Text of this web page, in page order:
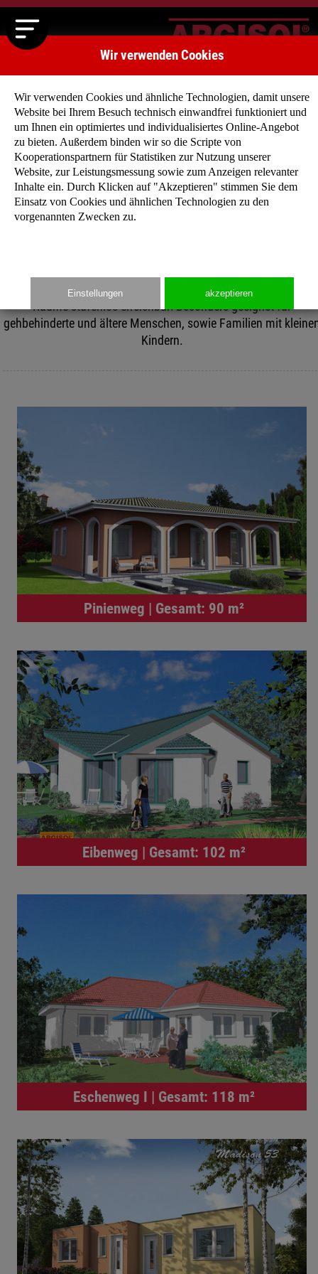
BUNGALOWS
Sie wollen die Natur mit dem Wohnen verbinden?
Wollen keine Treppen steigen? Und eine individuelle
Grundrissplanung mit offenem Raumkonzept?
Einfamilienhäuser mit verschiedenen Dachformen und alle
Räume stufenlos erreichbar! Besonders geeignet für
gehbehinderte und ältere Menschen, sowie Familien mit
Kindern.
Pinienweg | Gesamt: 90 m²
Eibenweg | Gesamt: 102 m²
Eschenweg I | Gesamt: 118 m²
Wir verwenden Cookies
Wir verwenden Cookies und ähnliche Technologien, damit unsere
Website bei Ihrem Besuch technisch einwandfrei funktioniert und
um Ihnen ein optimiertes und individualisiertes Online-Angebot
zu bieten. Außerdem binden wir so die Scripte von
Kooperationspartnern für Statistiken zur Nutzung unserer
Website, zur Leistungsmessung sowie zum Anzeigen relevanter
Inhalte ein. Durch Klicken auf "Akzeptieren" stimmen Sie dem
Einsatz von Cookies und ähnlichen Technologien zu den
vorgenannten Zwecken zu.
Einstellungen akzeptieren